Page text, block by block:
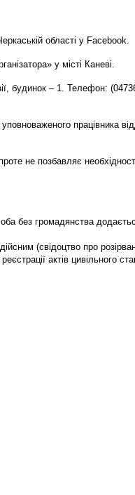
області у Facebook.
у місті Каневі.
будинок – 1. Телефон:
працівника
не позбавляє
без громадянства
(свідоцтво про
актів цивільного